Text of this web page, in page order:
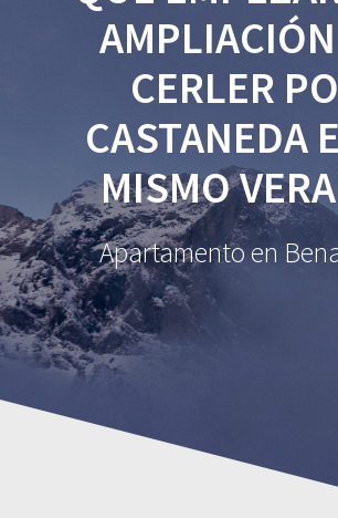
CERLER
CASTANEDA
MISMO
Apartamento en